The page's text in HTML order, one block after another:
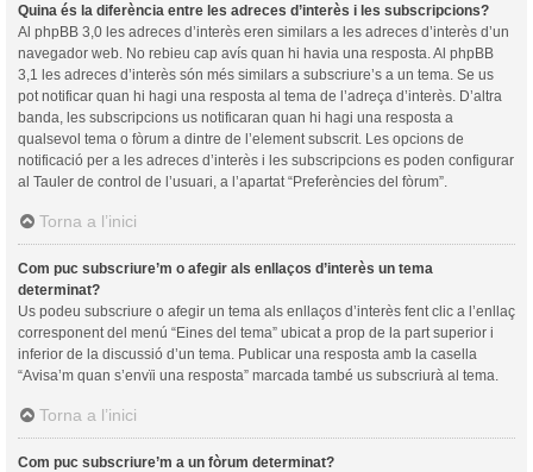
Quina és la diferència entre les adreces d’interès i les subscripcions?
Al phpBB 3,0 les adreces d’interès eren similars a les adreces d’interès d’un
navegador web. No rebieu cap avís quan hi havia una resposta. Al phpBB
3,1 les adreces d’interès són més similars a subscriure’s a un tema. Se us
pot notificar quan hi hagi una resposta al tema de l’adreça d’interès. D’altra
banda, les subscripcions us notificaran quan hi hagi una resposta a
qualsevol tema o fòrum a dintre de l’element subscrit. Les opcions de
notificació per a les adreces d’interès i les subscripcions es poden configurar
al Tauler de control de l’usuari, a l’apartat “Preferències del fòrum”.
Torna a l’inici
Com puc subscriure’m o afegir als enllaços d’interès un tema
determinat?
Us podeu subscriure o afegir un tema als enllaços d’interès fent clic a l’enllaç
corresponent del menú “Eines del tema” ubicat a prop de la part superior i
inferior de la discussió d’un tema. Publicar una resposta amb la casella
“Avisa’m quan s’envïi una resposta” marcada també us subscriurà al tema.
Torna a l’inici
Com puc subscriure’m a un fòrum determinat?